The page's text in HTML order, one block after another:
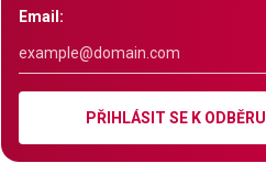
Email:
PŘIHLÁSIT SE K ODBĚRU